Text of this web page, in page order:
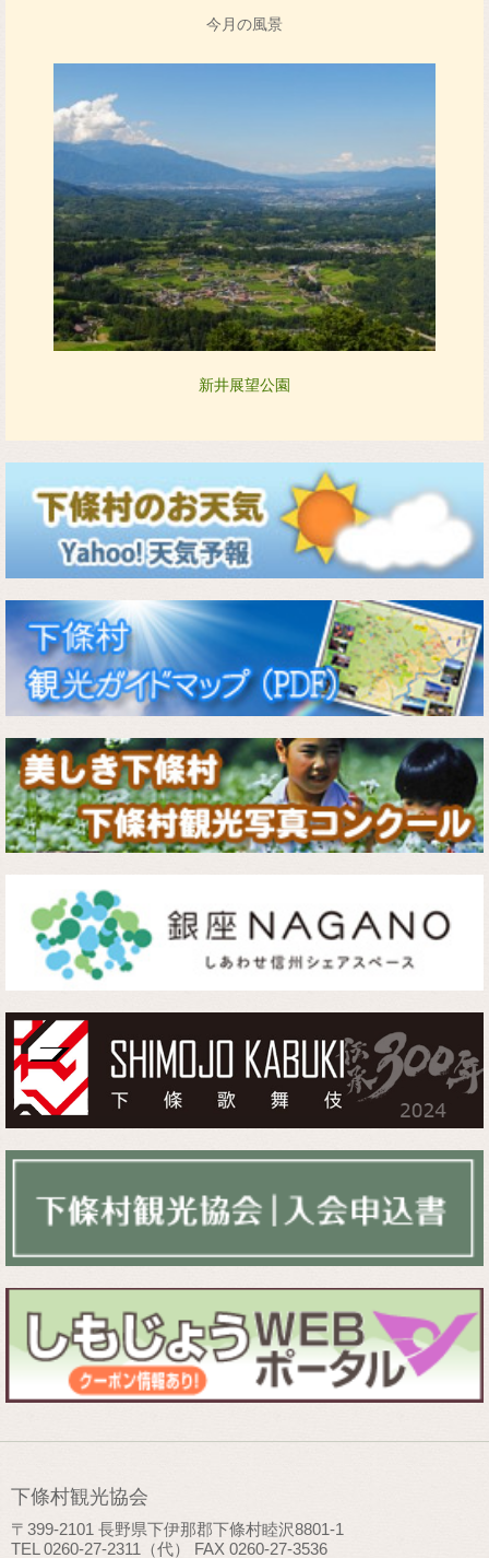
今月の風景
新井展望公園
下條村観光協会
〒399-2101 長野県下伊那郡下條村睦沢8801-1
TEL 0260-27-2311（代） FAX 0260-27-3536